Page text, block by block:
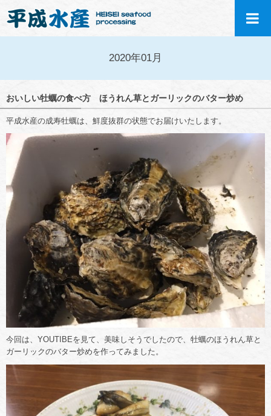
2020年01月
おいしい牡蠣の食べ方 ほうれん草とガーリックのバター炒め
平成水産の成寿牡蠣は、鮮度抜群の状態でお届けいたします。
今回は、YOUTIBEを見て、美味しそうでしたので、牡蠣のほうれん草と
ガーリックのバター炒めを作ってみました。